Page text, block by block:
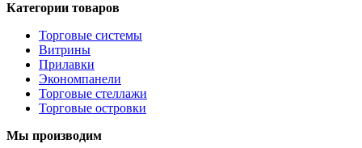
Категории товаров
Торговые системы
Витрины
Прилавки
Экономпанели
Торговые стеллажи
Торговые островки
Мы производим